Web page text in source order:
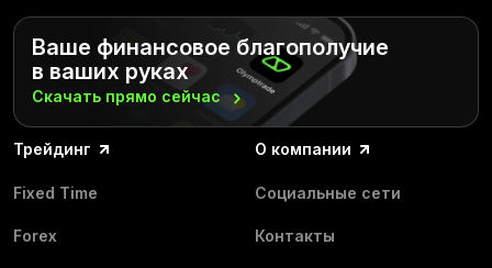
Ваше финансовое благополучие
в ваших руках
Скачать прямо сейчас
Трейдинг
Fixed Time
Forex
О компании
Социальные сети
Контакты